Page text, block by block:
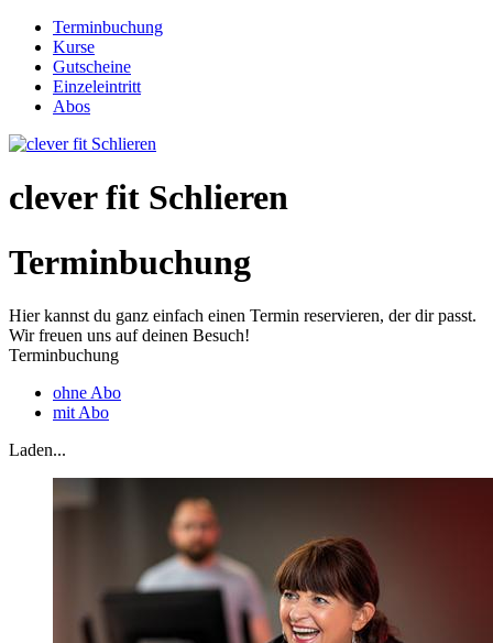
Terminbuchung
Kurse
Gutscheine
Einzeleintritt
Abos
clever fit Schlieren
Terminbuchung
Hier kannst du ganz einfach einen Termin reservieren, der dir passt.
Wir freuen uns auf deinen Besuch!
Terminbuchung
ohne Abo
mit Abo
Laden...